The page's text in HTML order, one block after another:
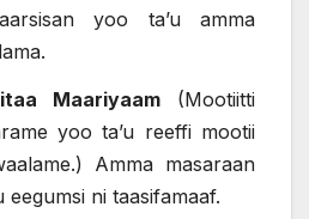
yoo ta’u amma
Maariyaam (Mootiitti
yoo ta’u reeffi mootii
Amma masaraan
eegumsi ni taasifamaaf.